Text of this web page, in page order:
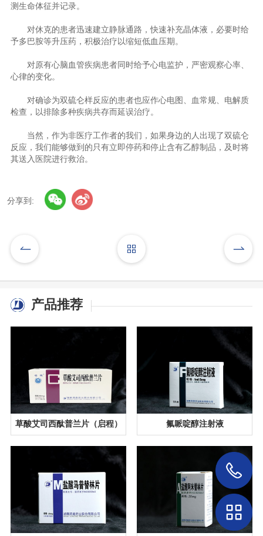
测生命体征并记录。
对休克的患者迅速建立静脉通路，快速补充晶体液，必要时给
予多巴胺等升压药，积极治疗以缩短低血压期。
对原有心脑血管疾病患者同时给予心电监护，严密观察心率、
心律的变化。
对确诊为双硫仑样反应的患者也应作心电图、血常规、电解质
检查，以排除多种疾病共存而延误治疗。
当然，作为非医疗工作者的我们，如果身边的人出现了双硫仑
反应，我们能够做到的只有立即停药和停止含有乙醇制品，及时将
其送入医院进行救治。
分享到:
产品推荐
草酸艾司西酞普兰片（启程） 氟哌啶醇注射液